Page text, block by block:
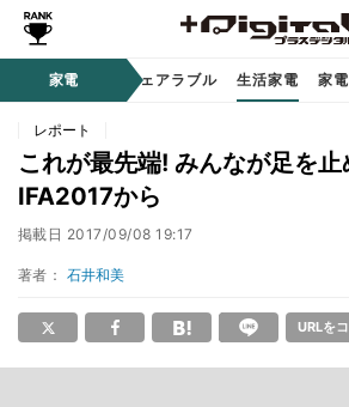
家電
ディオ 時計 / ウェアラブル 生活家電 家
レポート
これが最先端! みんなが足を
IFA2017から
掲載日 2017/09/08 19:17
著者： 石井和美
URLを